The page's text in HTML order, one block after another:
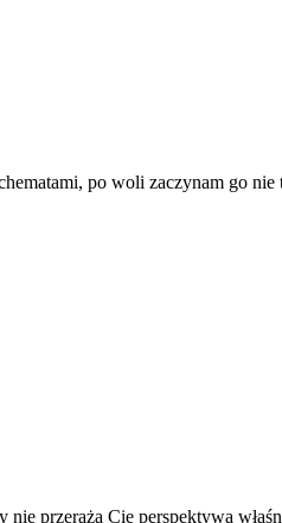
po woli zaczynam go
przeraża Cię perspektywa